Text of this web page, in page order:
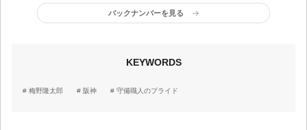
バックナンバーを見る
KEYWORDS
梅野隆太郎 阪神 守備職人のプライド